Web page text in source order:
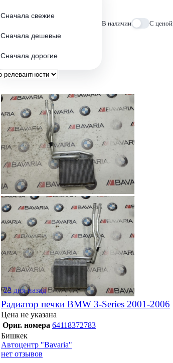
Сначала свежие
Сначала дешевые
Сначала дорогие
В наличии С ценой
22 дня назад
Радиатор печки BMW 3-Series 2001-2006
Цена не указана
Ориг. номера 64118372783
Бишкек
Автоцентр "Bavaria"
нет отзывов